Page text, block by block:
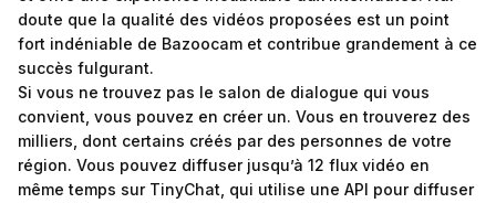
doute que la qualité des vidéos proposées est un point
fort indéniable de Bazoocam et contribue grandement à ce
succès fulgurant.
Si vous ne trouvez pas le salon de dialogue qui vous
convient, vous pouvez en créer un. Vous en trouverez des
milliers, dont certains créés par des personnes de votre
région. Vous pouvez diffuser jusqu’à 12 flux vidéo en
même temps sur TinyChat, qui utilise une API pour diffuser